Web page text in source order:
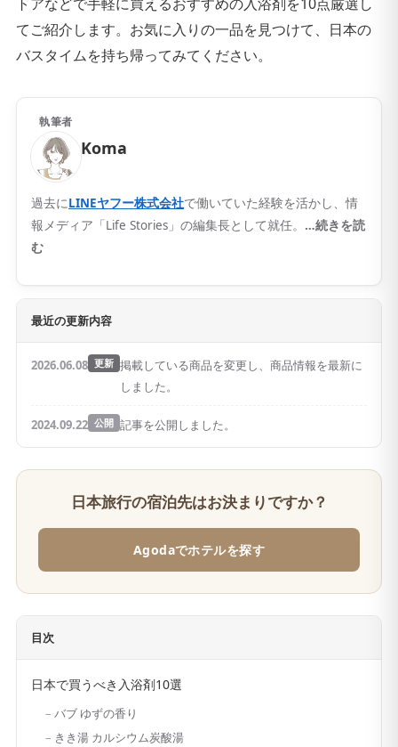
てご紹介します。お気に入りの一品を見つけて、日本の
バスタイムを持ち帰ってみてください。
執筆者
Koma
過去にLINEヤフー株式会社で働いていた経験を活かし、情
報メディア「Life Stories」の編集長として就任。 …続きを読
む
最近の更新内容
2026.06.08 更新 掲載している商品を変更し、商品情報を最新に
しました。
2024.09.22 公開 記事を公開しました。
日本旅行の宿泊先はお決まりですか？
Agodaでホテルを探す
目次
日本で買うべき入浴剤10選
バブ ゆずの香り
きき湯 カルシウム炭酸湯